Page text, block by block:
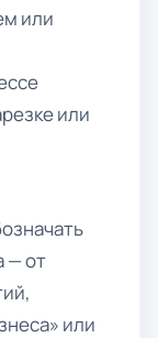
или
или
— от
или